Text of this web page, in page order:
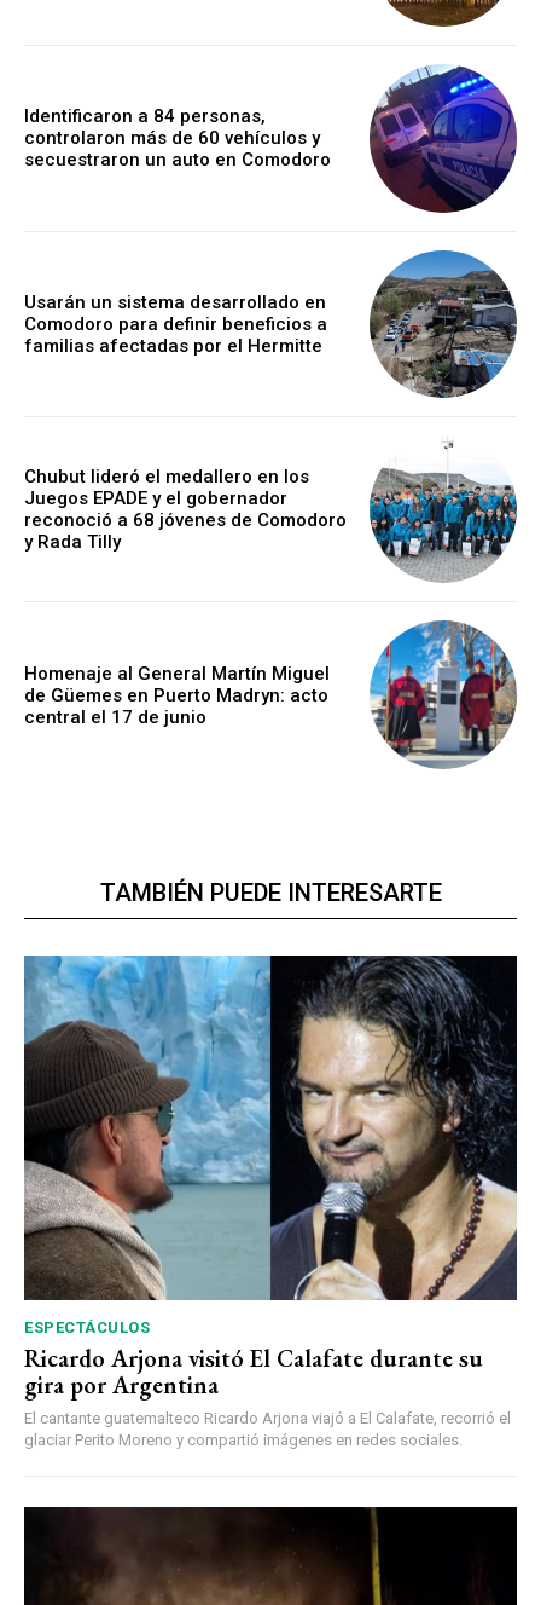
Identificaron a 84 personas,
controlaron más de 60 vehículos y
secuestraron un auto en Comodoro
Usarán un sistema desarrollado en
Comodoro para definir beneficios a
familias afectadas por el Hermitte
Chubut lideró el medallero en los
Juegos EPADE y el gobernador
reconoció a 68 jóvenes de Comodoro
y Rada Tilly
Homenaje al General Martín Miguel
de Güemes en Puerto Madryn: acto
central el 17 de junio
TAMBIÉN PUEDE INTERESARTE
ESPECTÁCULOS
Ricardo Arjona visitó El Calafate durante su
gira por Argentina
El cantante guatemalteco Ricardo Arjona viajó a El Calafate, recorrió el
glaciar Perito Moreno y compartió imágenes en redes sociales.